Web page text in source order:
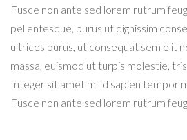
Fusce non ante sed lorem rutrum
pellentesque, purus ut dignissim
ultrices purus, ut consequat sem elit
massa, euismod ut turpis molestie,
Integer sit amet mi id sapien tempor
Fusce non ante sed lorem rutrum